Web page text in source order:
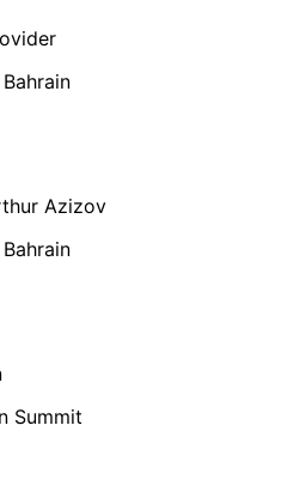
Azizov
Summit